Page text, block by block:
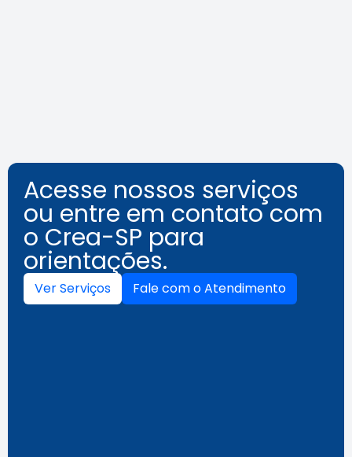
Acesse nossos serviços
ou entre em contato com
o Crea-SP para
orientações.
Ver Serviços Fale com o Atendimento